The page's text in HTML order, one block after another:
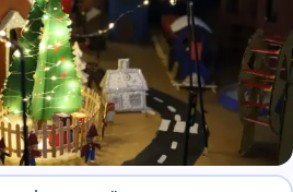
та командний дух